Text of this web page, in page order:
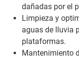
dañadas por el
Limpieza y
aguas de lluvia
plataformas.
Mantenimiento